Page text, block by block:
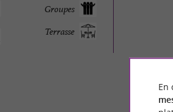
Groupes
Terrasse
En